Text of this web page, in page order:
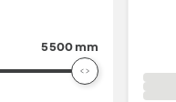
5 500 mm